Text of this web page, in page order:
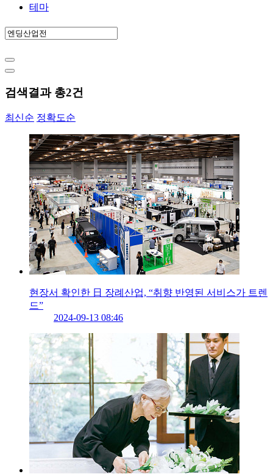
테마
검색결과 총2건
최신순 정확도순
현장서 확인한 日 장례산업, “취향 반영된 서비스가 트렌
드”
2024-09-13 08:46